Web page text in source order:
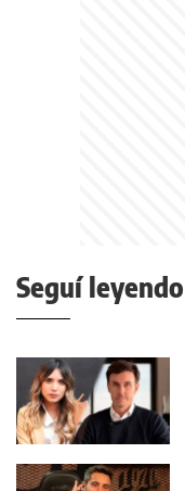
Seguí leyendo